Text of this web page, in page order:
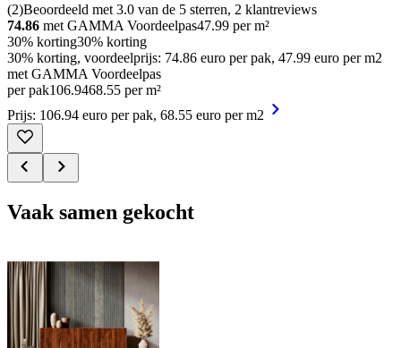
(2)Beoordeeld met 3.0 van de 5 sterren, 2 klantreviews
74.86 met GAMMA Voordeelpas47.99 per m²
30% korting30% korting
30% korting, voordeelprijs: 74.86 euro per pak, 47.99 euro per m2
met GAMMA Voordeelpas
per pak106.9468.55 per m²
Prijs: 106.94 euro per pak, 68.55 euro per m2
Vaak samen gekocht